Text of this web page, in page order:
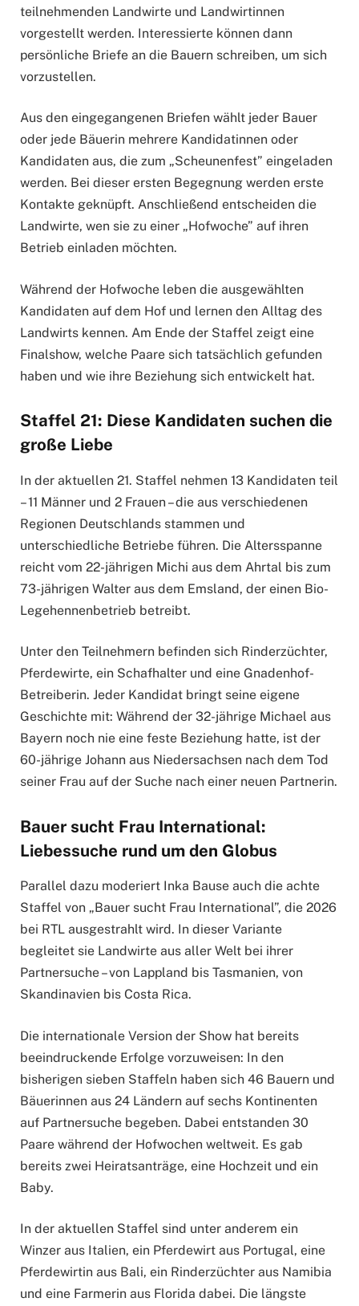
teilnehmenden Landwirte und Landwirtinnen
vorgestellt werden. Interessierte können dann
persönliche Briefe an die Bauern schreiben, um sich
vorzustellen.
Aus den eingegangenen Briefen wählt jeder Bauer
oder jede Bäuerin mehrere Kandidatinnen oder
Kandidaten aus, die zum „Scheunenfest” eingeladen
werden. Bei dieser ersten Begegnung werden erste
Kontakte geknüpft. Anschließend entscheiden die
Landwirte, wen sie zu einer „Hofwoche” auf ihren
Betrieb einladen möchten.
Während der Hofwoche leben die ausgewählten
Kandidaten auf dem Hof und lernen den Alltag des
Landwirts kennen. Am Ende der Staffel zeigt eine
Finalshow, welche Paare sich tatsächlich gefunden
haben und wie ihre Beziehung sich entwickelt hat.
Staffel 21: Diese Kandidaten suchen die
große Liebe
In der aktuellen 21. Staffel nehmen 13 Kandidaten teil
– 11 Männer und 2 Frauen – die aus verschiedenen
Regionen Deutschlands stammen und
unterschiedliche Betriebe führen. Die Altersspanne
reicht vom 22-jährigen Michi aus dem Ahrtal bis zum
73-jährigen Walter aus dem Emsland, der einen Bio-
Legehennenbetrieb betreibt.
Unter den Teilnehmern befinden sich Rinderzüchter,
Pferdewirte, ein Schafhalter und eine Gnadenhof-
Betreiberin. Jeder Kandidat bringt seine eigene
Geschichte mit: Während der 32-jährige Michael aus
Bayern noch nie eine feste Beziehung hatte, ist der
60-jährige Johann aus Niedersachsen nach dem Tod
seiner Frau auf der Suche nach einer neuen Partnerin.
Bauer sucht Frau International:
Liebessuche rund um den Globus
Parallel dazu moderiert Inka Bause auch die achte
Staffel von „Bauer sucht Frau International”, die 2026
bei RTL ausgestrahlt wird. In dieser Variante
begleitet sie Landwirte aus aller Welt bei ihrer
Partnersuche – von Lappland bis Tasmanien, von
Skandinavien bis Costa Rica.
Die internationale Version der Show hat bereits
beeindruckende Erfolge vorzuweisen: In den
bisherigen sieben Staffeln haben sich 46 Bauern und
Bäuerinnen aus 24 Ländern auf sechs Kontinenten
auf Partnersuche begeben. Dabei entstanden 30
Paare während der Hofwochen weltweit. Es gab
bereits zwei Heiratsanträge, eine Hochzeit und ein
Baby.
In der aktuellen Staffel sind unter anderem ein
Winzer aus Italien, ein Pferdewirt aus Portugal, eine
Pferdewirtin aus Bali, ein Rinderzüchter aus Namibia
und eine Farmerin aus Florida dabei. Die längste